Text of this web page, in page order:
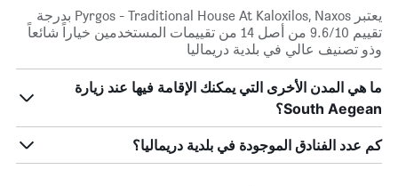
يعتبر Pyrgos - Traditional House At Kaloxilos, Naxos بدرجة
تقييم 9.6/10 من أصل 14 من تقييمات المستخدمين خياراً شائعاً
وذو تصنيف عالي في بلدية دريماليا
ما هي المدن الأخرى التي يمكنك الإقامة فيها عند زيارة
South Aegean؟
كم عدد الفنادق الموجودة في بلدية دريماليا؟